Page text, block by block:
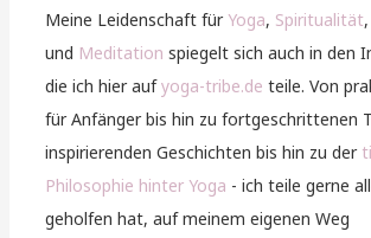
Meine Leidenschaft für Yoga, Spiritualität
und Meditation spiegelt sich auch in den
die ich hier aufyoga-tribe.de teile. Von
für Anfänger bis hin zu fortgeschrittenen
inspirierenden Geschichten bis hin zu der
Philosophie hinter Yoga - ich teile gerne
geholfen hat, auf meinem eigenen Weg